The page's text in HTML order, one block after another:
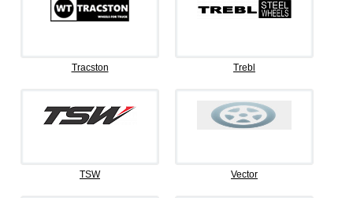
Tracston Trebl
TSW Vector